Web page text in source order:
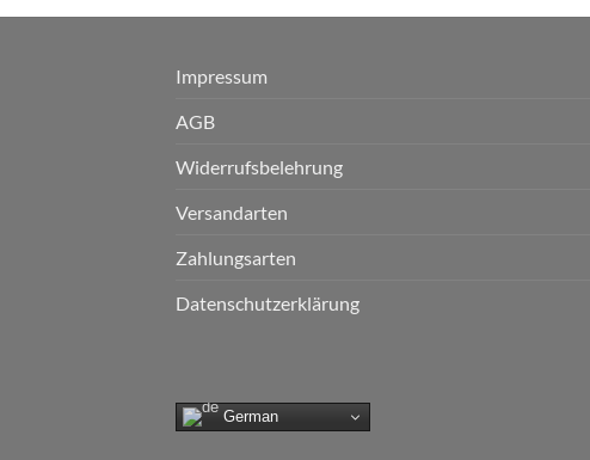
Impressum
AGB
Widerrufsbelehrung
Versandarten
Zahlungsarten
Datenschutzerklärung
German